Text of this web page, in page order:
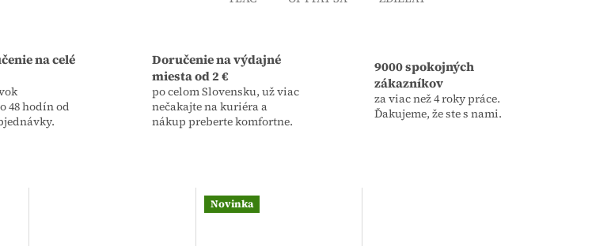
na celé
48 hodín od
Doručenie na výdajné
miesta od 2 €
po celom Slovensku, už viac
nečakajte na kuriéra a
nákup preberte komfortne.
9000 spokojných
zákazníkov
za viac než 4 roky práce.
Ďakujeme, že ste s nami.
Novinka